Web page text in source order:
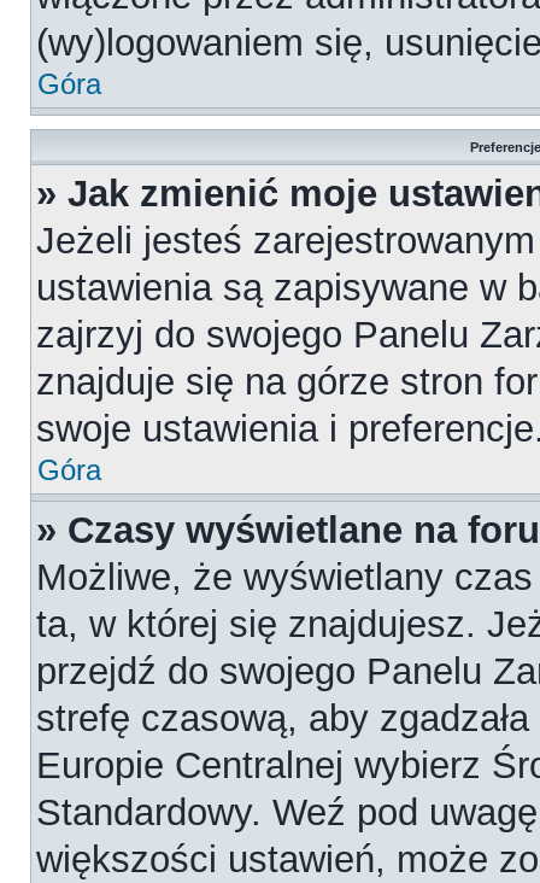
(wy)logowaniem się,
Góra
» Jak zmienić moje
Jeżeli jesteś
ustawienia są zapisywane w
zajrzyj do swojego Panelu
znajduje się na górze stron
swoje ustawienia i
Góra
» Czasy wyświetlane na
Możliwe, że wyświetlany
ta, w której się znajdujesz.
przejdź do swojego Panelu
strefę czasową, aby
Europie Centralnej wybierz
Standardowy. Weź pod
większości ustawień, może